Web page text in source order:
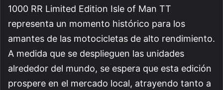
1000 RR Limited Edition Isle of Man TT
representa un momento histórico para los
amantes de las motocicletas de alto rendimiento.
A medida que se desplieguen las unidades
alrededor del mundo, se espera que esta edición
prospere en el mercado local, atrayendo tanto a